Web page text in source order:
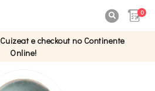
0
e checkout no Continente
Online!